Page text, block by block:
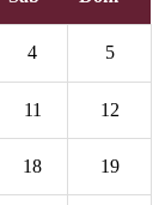
4 5
11 12
18 19